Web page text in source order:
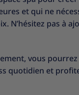
et qui ne
N’hésitez pas à
vous
quotidien et